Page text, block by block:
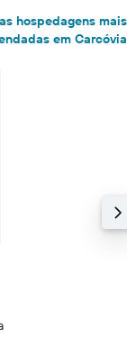
hospedagens mais
em Carcóvia